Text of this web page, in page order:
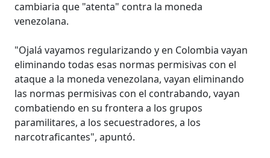
cambiaria que "atenta" contra la moneda
venezolana.
"Ojalá vayamos regularizando y en Colombia vayan
eliminando todas esas normas permisivas con el
ataque a la moneda venezolana, vayan eliminando
las normas permisivas con el contrabando, vayan
combatiendo en su frontera a los grupos
paramilitares, a los secuestradores, a los
narcotraficantes", apuntó.